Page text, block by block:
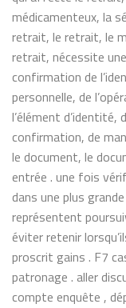
médicamenteux, la
retrait, le retrait, le
retrait, nécessite
confirmation de
personnelle, de
l’élément
confirmation, de
le document, le
entrée . une fois
dans une plus
représentent
éviter retenir
proscrit gains . F7
patronage . aller
compte enquête ,